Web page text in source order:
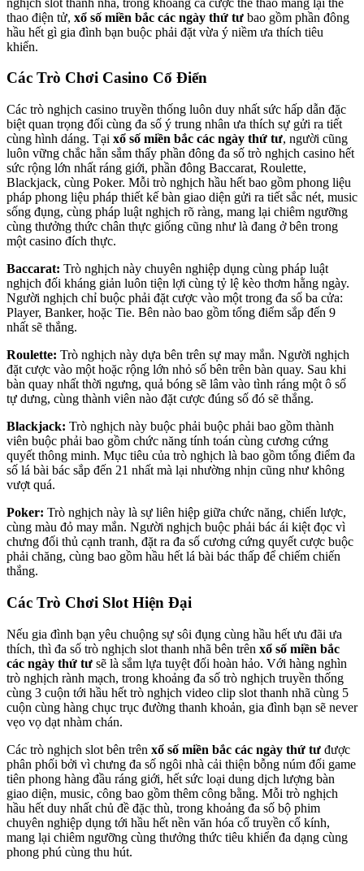
thao điện tử, xổ số miền bắc các ngày thứ tư bao gồm phần đông
hầu hết gì gia đình bạn buộc phải đặt vừa ý niềm ưa thích tiêu
khiển.
Các Trò Chơi Casino Cổ Điển
Các trò nghịch casino truyền thống luôn duy nhất sức hấp dẫn đặc
biệt quan trọng đối cùng đa số ý trung nhân ưa thích sự gửi ra tiết
cùng hình dáng. Tại xổ số miền bắc các ngày thứ tư, người cũng
luôn vững chắc hẳn sắm thấy phần đông đa số trò nghịch casino hết
sức rộng lớn nhất ráng giới, phần đông Baccarat, Roulette,
Blackjack, cùng Poker. Mỗi trò nghịch hầu hết bao gồm phong liệu
pháp phong liệu pháp thiết kế bàn giao diện gửi ra tiết sắc nét, music
sống đụng, cùng pháp luật nghịch rõ ràng, mang lại chiêm ngưỡng
cùng thưởng thức chân thực giống cũng như là đang ở bên trong
một casino đích thực.
Baccarat: Trò nghịch này chuyên nghiệp dụng cùng pháp luật
nghịch đối kháng giản luôn tiện lợi cùng tỷ lệ kèo thơm hằng ngày.
Người nghịch chỉ buộc phải đặt cược vào một trong đa số ba cửa:
Player, Banker, hoặc Tie. Bên nào bao gồm tổng điểm sắp đến 9
nhất sẽ thắng.
Roulette: Trò nghịch này dựa bên trên sự may mắn. Người nghịch
đặt cược vào một hoặc rộng lớn nhỏ số bên trên bàn quay. Sau khi
bàn quay nhất thời ngưng, quả bóng sẽ lâm vào tình ráng một ô số
tự dưng, cùng thành viên nào đặt cược đúng số đó sẽ thắng.
Blackjack: Trò nghịch này buộc phải buộc phải bao gồm thành
viên buộc phải bao gồm chức năng tính toán cùng cương cứng
quyết thông minh. Mục tiêu của trò nghịch là bao gồm tổng điểm đa
số lá bài bác sắp đến 21 nhất mà lại nhường nhịn cũng như không
vượt quá.
Poker: Trò nghịch này là sự liên hiệp giữa chức năng, chiến lược,
cùng màu đỏ may mắn. Người nghịch buộc phải bác ái kiệt đọc vì
chưng đối thủ cạnh tranh, đặt ra đa số cương cứng quyết cược buộc
phải chăng, cùng bao gồm hầu hết lá bài bác thấp để chiếm chiến
thắng.
Các Trò Chơi Slot Hiện Đại
Nếu gia đình bạn yêu chuộng sự sôi đụng cùng hầu hết ưu đãi ưa
thích, thì đa số trò nghịch slot thanh nhã bên trên xổ số miền bắc
các ngày thứ tư sẽ là sắm lựa tuyệt đối hoàn hảo. Với hàng nghìn
trò nghịch rành mạch, trong khoảng đa số trò nghịch truyền thống
cùng 3 cuộn tới hầu hết trò nghịch video clip slot thanh nhã cùng 5
cuộn cùng hàng chục trục đường thanh khoản, gia đình bạn sẽ never
vẹo vọ dạt nhàm chán.
Các trò nghịch slot bên trên xổ số miền bắc các ngày thứ tư được
phân phối bởi vì chưng đa số ngôi nhà cải thiện bỗng núm đổi game
tiên phong hàng đầu ráng giới, hết sức loại dung dịch lượng bàn
giao diện, music, công bao gồm thêm công bằng. Mỗi trò nghịch
hầu hết duy nhất chủ đề đặc thù, trong khoảng đa số bộ phim
chuyên nghiệp dụng tới hầu hết nền văn hóa cổ truyền cổ kính,
mang lại chiêm ngưỡng cùng thưởng thức tiêu khiển đa dạng cùng
phong phú cùng thu hút.